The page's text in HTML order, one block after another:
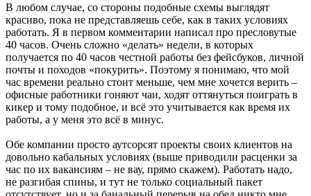
В любом случае, со стороны подобные схемы выглядят
красиво, пока не представляешь себе, как в таких условиях
работать. Я в первом комментарии написал про пресловутые
40 часов. Очень сложно «делать» недели, в которых
получается по 40 часов честной работы без фейсбуков, личной
почты и походов «покурить». Поэтому я понимаю, что мой
час времени реально стоит меньше, чем мне хочется верить –
офисные работники гоняют чаи, ходят оттянуться поиграть в
кикер и тому подобное, и всё это учитывается как время их
работы, а у меня это всё в минус.
Обе компании просто аутсорсят проекты своих клиентов на
довольно кабальных условиях (выше приводили расценки за
час по их вакансиям – не вау, прямо скажем). Работать надо,
не разгибая спины, и тут не только социальный пакет